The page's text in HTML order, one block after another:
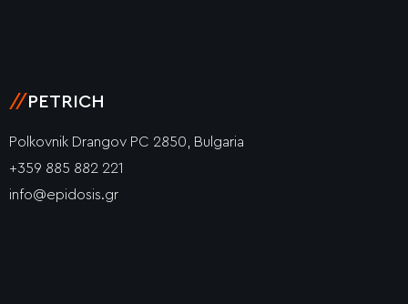
//PETRICH
Polkovnik Drangov PC 2850, Bulgaria
+359 885 882 221
info@epidosis.gr